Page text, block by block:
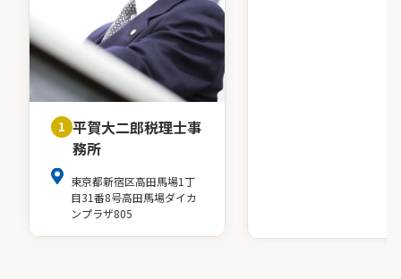
1 平賀大二郎税理士事
務所
東京都新宿区高田馬場1丁
目31番8号高田馬場ダイカ
ンプラザ805